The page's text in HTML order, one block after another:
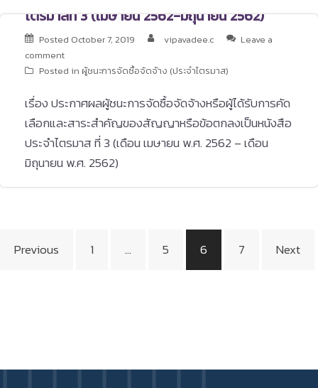
ไตรมาสที่ 3 (เมษายน 2562-มิถุนายน 2562)
Posted October 7, 2019 vipavadee.c
Leave a
comment
Posted in ผู้ชนะการจัดซื้อจัดจ้าง (ประจำไตรมาส)
เรื่อง ประกาศผลผู้ชนะการจัดซื้อจัดจ้างหรือผู้ได้รับการคัด
เลือกและสาระสำคัญของสัญญาหรือข้อตกลงเป็นหนังสือ
ประจำไตรมาส ที่ 3 (เดือน เมษายน พ.ศ. 2562 – เดือน
มิถุนายน พ.ศ. 2562)
Posts
pagination
Previous 1 … 5 6 7 Next